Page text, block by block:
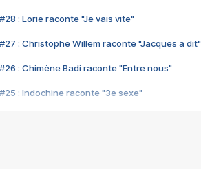
#28 : Lorie raconte "Je vais vite"
#27 : Christophe Willem raconte "Jacques a dit"
#26 : Chimène Badi raconte "Entre nous"
#25 : Indochine raconte "3e sexe"